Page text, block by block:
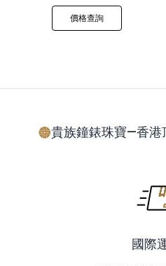
價格查詢
貴族鐘錶珠寶—香港
國際